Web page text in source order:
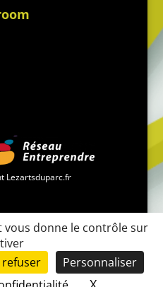
Lezartsduparc.fr
vous donne le contrôle sur
Personnaliser